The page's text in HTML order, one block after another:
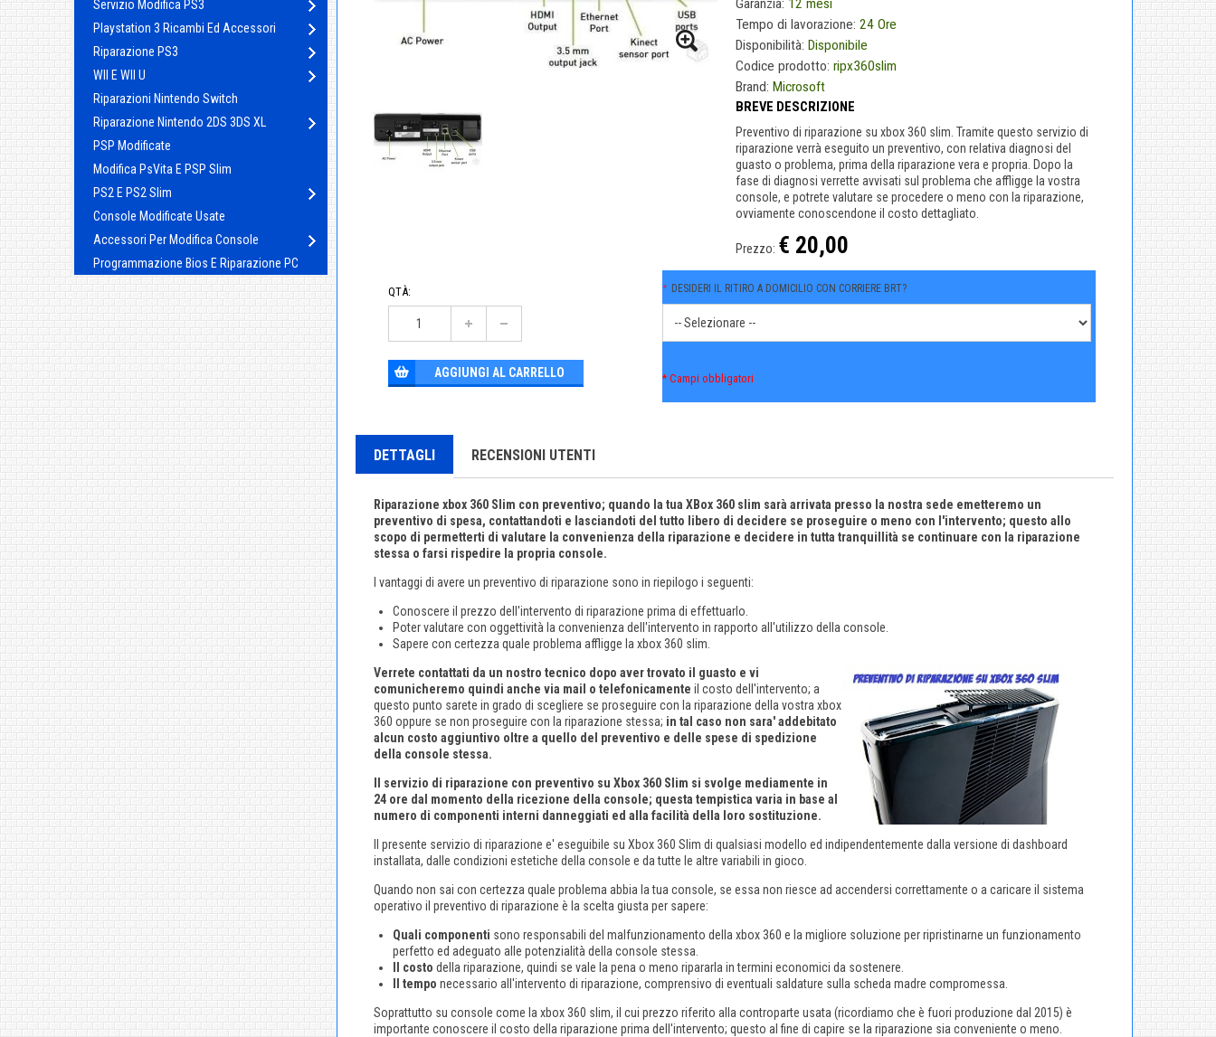
Servizio Modifica PS3
Playstation 3 Ricambi Ed Accessori
Riparazione PS3
WII E WII U
Riparazioni Nintendo Switch
Riparazione Nintendo 2DS 3DS XL
PSP Modificate
Modifica PsVita E PSP Slim
PS2 E PS2 Slim
Console Modificate Usate
Accessori Per Modifica Console
Programmazione Bios E Riparazione PC
Garanzia: 12 mesi
Tempo di lavorazione: 24 Ore
Disponibilità: Disponibile
Codice prodotto: ripx360slim
Brand: Microsoft
BREVE DESCRIZIONE
Preventivo di riparazione su xbox 360 slim. Tramite questo servizio di
riparazione verrà eseguito un preventivo, con relativa diagnosi del
guasto o problema, prima della riparazione vera e propria. Dopo la
fase di diagnosi verrette avvisati sul problema che affligge la vostra
console, e potrete valutare se procedere o meno con la riparazione,
ovviamente conoscendone il costo dettagliato.
Prezzo: € 20,00
* DESIDERI IL RITIRO A DOMICILIO CON CORRIERE BRT?
* Campi obbligatori
QTÀ:
AGGIUNGI AL CARRELLO
DETTAGLI RECENSIONI UTENTI
Riparazione xbox 360 Slim con preventivo; quando la tua XBox 360 slim sarà arrivata presso la nostra sede emetteremo un
preventivo di spesa, contattandoti e lasciandoti del tutto libero di decidere se proseguire o meno con l'intervento; questo allo
scopo di permetterti di valutare la convenienza della riparazione e decidere in tutta tranquillità se continuare con la riparazione
stessa o farsi rispedire la propria console.
I vantaggi di avere un preventivo di riparazione sono in riepilogo i seguenti:
Conoscere il prezzo dell'intervento di riparazione prima di effettuarlo.
Poter valutare con oggettività la convenienza dell'intervento in rapporto all'utilizzo della console.
Sapere con certezza quale problema affligge la xbox 360 slim.
Verrete contattati da un nostro tecnico dopo aver trovato il guasto e vi
comunicheremo quindi anche via mail o telefonicamente il costo dell'intervento; a
questo punto sarete in grado di scegliere se proseguire con la riparazione della vostra xbox
360 oppure se non proseguire con la riparazione stessa; in tal caso non sara' addebitato
alcun costo aggiuntivo oltre a quello del preventivo e delle spese di spedizione
della console stessa.
Il servizio di riparazione con preventivo su Xbox 360 Slim si svolge mediamente in
24 ore dal momento della ricezione della console; questa tempistica varia in base al
numero di componenti interni danneggiati ed alla facilità della loro sostituzione.
Il presente servizio di riparazione e' eseguibile su Xbox 360 Slim di qualsiasi modello ed indipendentemente dalla versione di dashboard
installata, dalle condizioni estetiche della console e da tutte le altre variabili in gioco.
Quando non sai con certezza quale problema abbia la tua console, se essa non riesce ad accendersi correttamente o a caricare il sistema
operativo il preventivo di riparazione è la scelta giusta per sapere:
Quali componenti sono responsabili del malfunzionamento della xbox 360 e la migliore soluzione per ripristinarne un funzionamento
perfetto ed adeguato alle potenzialità della console stessa.
Il costo della riparazione, quindi se vale la pena o meno ripararla in termini economici da sostenere.
Il tempo necessario all'intervento di riparazione, comprensivo di eventuali saldature sulla scheda madre compromessa.
Soprattutto su console come la xbox 360 slim, il cui prezzo riferito alla controparte usata (ricordiamo che è fuori produzione dal 2015) è
importante conoscere il costo della riparazione prima dell'intervento; questo al fine di capire se la riparazione sia conveniente o meno.